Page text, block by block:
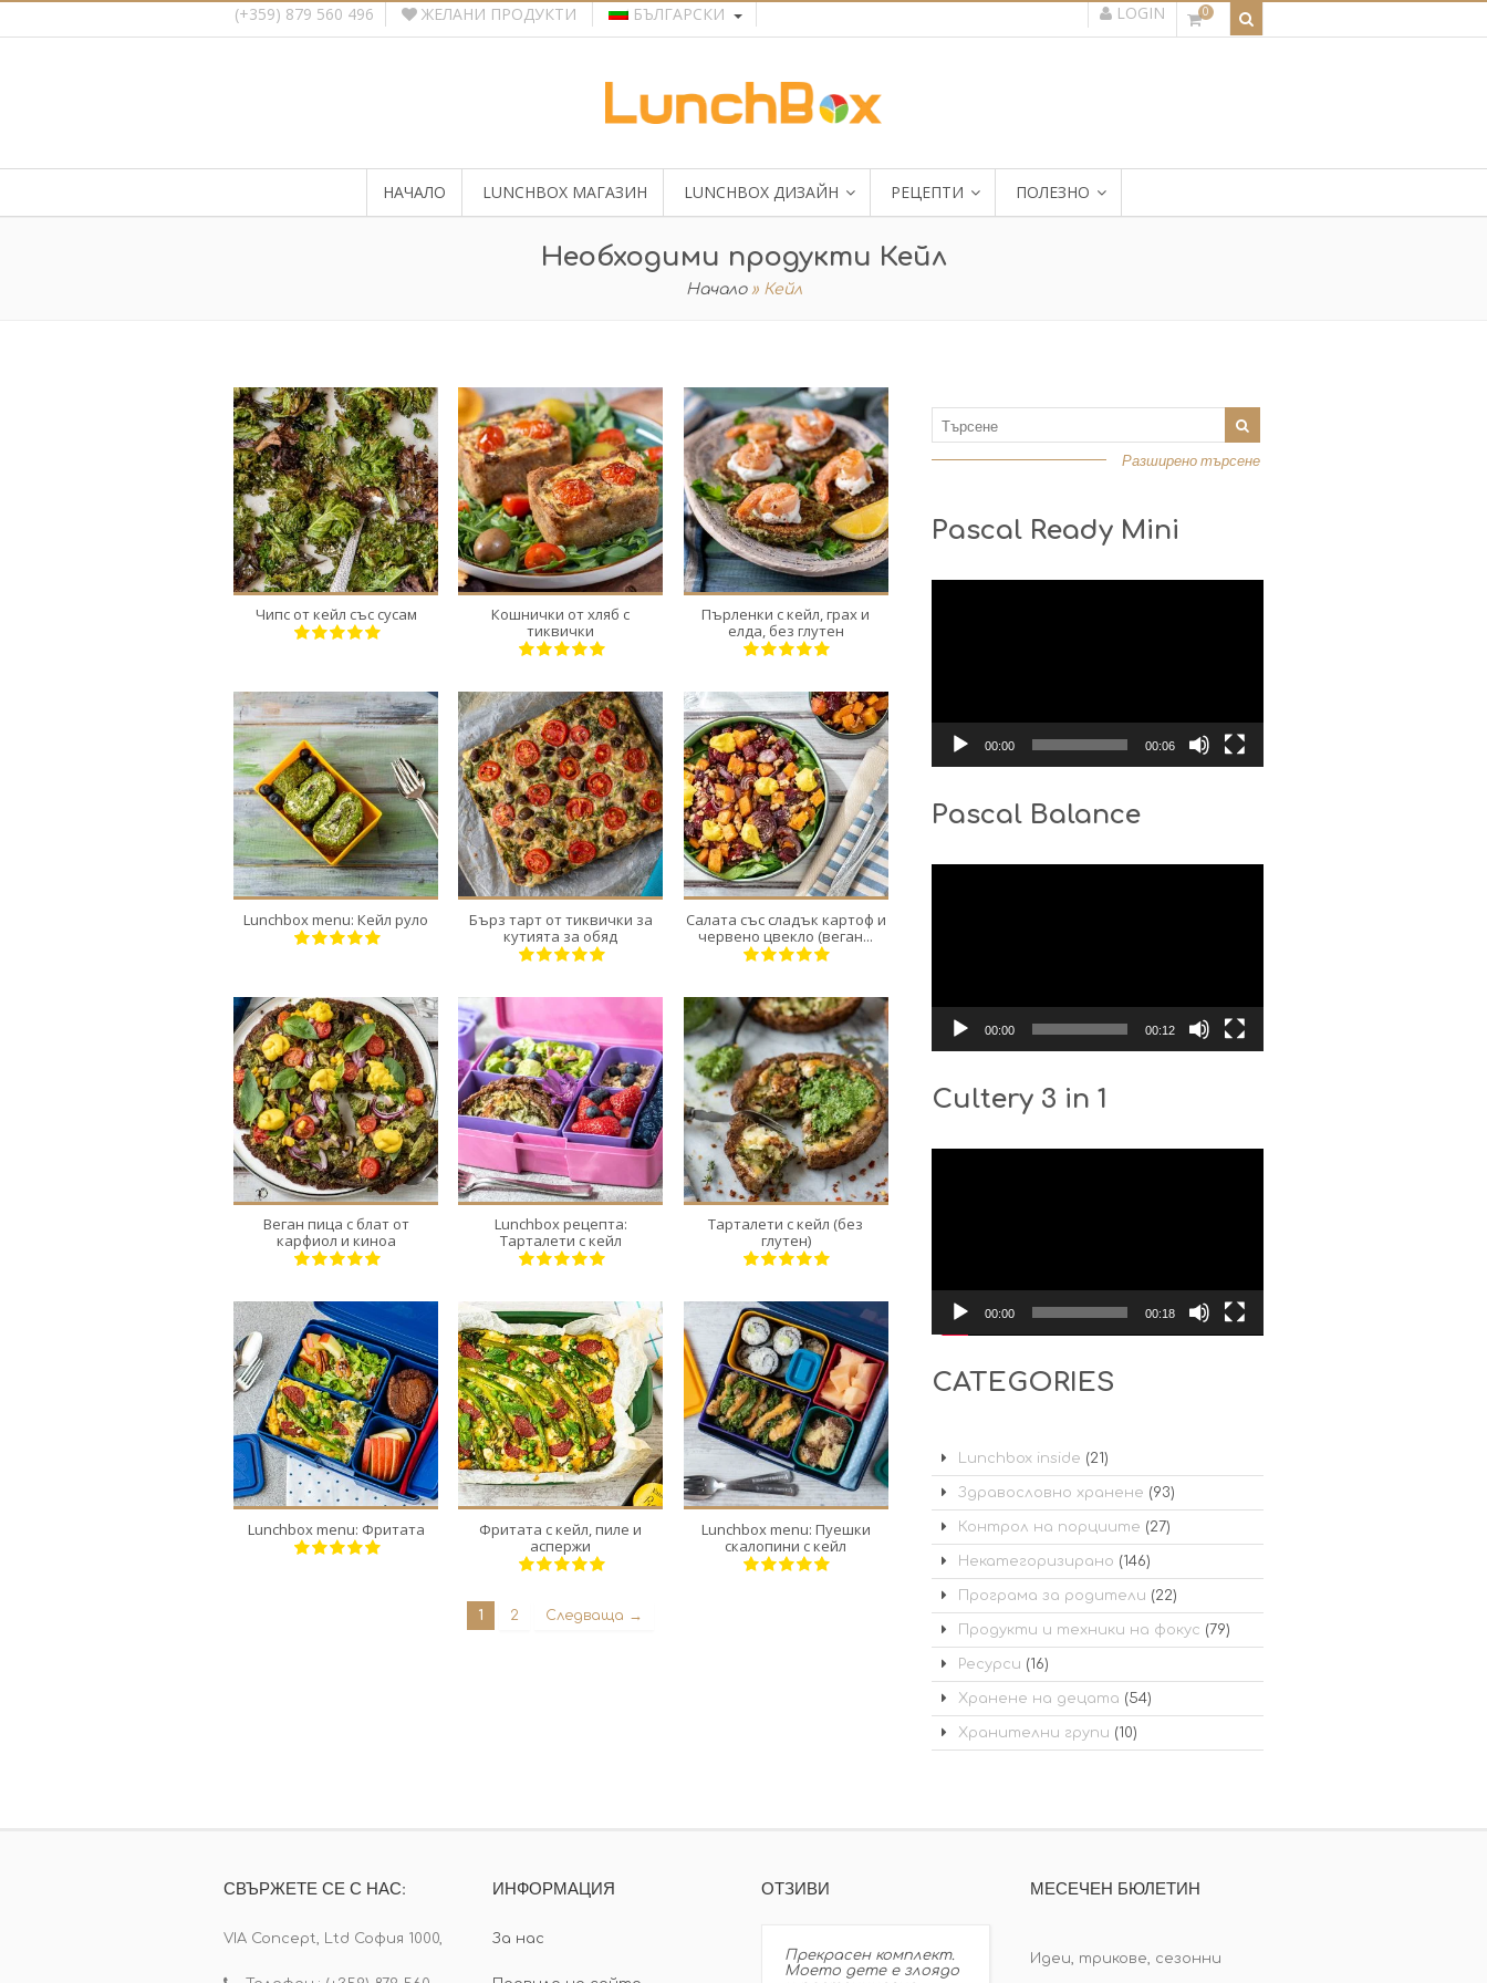
(+359) 879 560 496 ЖЕЛАНИ ПРОДУКТИ БЪЛГАРСКИ LOGIN 0
НАЧАЛО LUNCHBOX МАГАЗИН LUNCHBOX ДИЗАЙН РЕЦЕПТИ ПОЛЕЗНО
Необходими продукти Кейл
Начало » Кейл
1
4
20 Min
Чипс от кейл със сусам
4
4
55 Min
Кошнички от хляб с
тиквички
12
4
20 Min
Пърленки с кейл, грах и
елда, без глутен
1
2
20 Min
Lunchbox menu: Кейл руло
1
8
40 Min
Бърз тарт от тиквички за
кутията за обяд
4
4
30 Min
Салата със сладък картоф и
червено цвекло (веган...
4
4
50 Min
Веган пица с блат от
карфиол и киноа
1
1
1 Min
Lunchbox рецепта:
Тарталети с кейл
6
6
30 Min
Тарталети с кейл (без
глутен)
Рецептите са в
линковете по-горе
1
1 Min
Lunchbox menu: Фритата
6
6
40 Min
Фритата с кейл, пиле и
аспержи
1
1
10 Min
Lunchbox menu: Пуешки
скалопини с кейл
1 2 Следваща →
Разширено търсене
Pascal Ready Mini
00:00 00:06
Pascal Balance
00:00 00:12
Cultery 3 in 1
00:00 00:18
CATEGORIES
Lunchbox inside (21)
Здравословно хранене (93)
Контрол на порциите (27)
Некатегоризирано (146)
Програма за родители (22)
Продукти и техники на фокус (79)
Ресурси (16)
Хранене на децата (54)
Хранителни групи (10)
СВЪРЖЕТЕ СЕ С НАС:
VIA Concept, Ltd София 1000,
ИНФОРМАЦИЯ
За нас
ОТЗИВИ
Прекрасен комплект.
Моето дете е злоядо
МЕСЕЧЕН БЮЛЕТИН
Идеи, трикове, сезонни